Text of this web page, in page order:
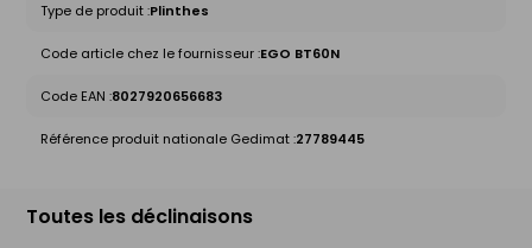
Type de produit :Plinthes
Code article chez le fournisseur :EGO BT60N
Code EAN :8027920656683
Référence produit nationale Gedimat :27789445
Toutes les déclinaisons